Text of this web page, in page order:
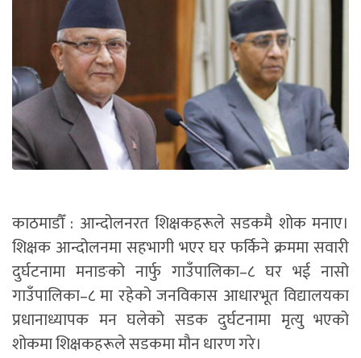
काठमाडौँ : आन्दोलनरत शिक्षकहरूले सडकमै शोक मनाए।
शिक्षक आन्दोलनमा सहभागी भएर घर फर्किने क्रममा सवारी
दुर्घटनामा मनाङको नार्फु गाउँपालिका–८ घर भई नासो
गाउँपालिका–८ मा रहेको जनविकास आधारभूत विद्यालयका
प्रधानाध्यापक मन घलेको सडक दुर्घटनामा मृत्यु भएको
शोकमा शिक्षकहरूले सडकमा मौन धारण गरे।